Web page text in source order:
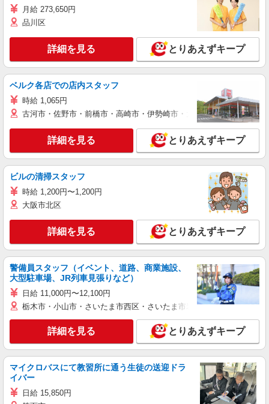
月給 273,650円
品川区
詳細を見る とりあえずキープ
ベルク各店での店内スタッフ
時給 1,065円
古河市・佐野市・前橋市・高崎市・伊勢崎市・太田市・館林市・藤
詳細を見る とりあえずキープ
ビルの清掃スタッフ
時給 1,200円〜1,200円
大阪市北区
詳細を見る とりあえずキープ
警備員スタッフ（イベント、道路、商業施設、
大型駐車場、JR列車見張りなど）
日給 11,000円〜12,100円
栃木市・小山市・さいたま市西区・さいたま市岩槻区・久喜市・蓮田
詳細を見る とりあえずキープ
マイクロバスにて教習所に通う生徒の送迎ドラ
イバー
日給 15,850円